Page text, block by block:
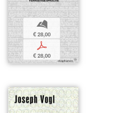
b
€ 28,00
p
€ 28,00